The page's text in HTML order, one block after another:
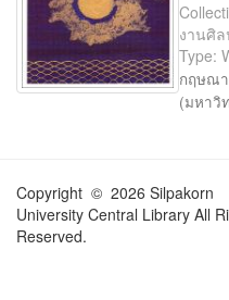
งานศิ
Type:
กฤษณ
(มหาวิ
Copyright © 2026 Silpakorn
University Central Library All
Reserved.